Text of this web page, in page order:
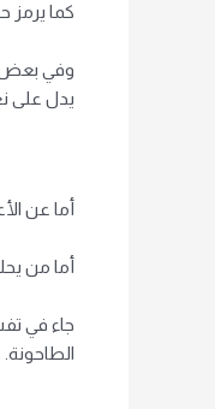
كما يرمز
وفي بعض
يدل على
أما عن
أما من
جاء في
الطاحونة.